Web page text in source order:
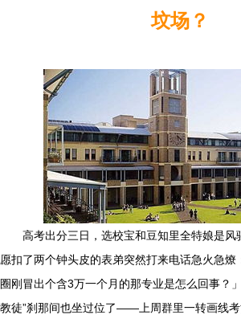
坟场？
高考出分三日，选校宝和豆知里全特娘是
愿扣了两个钟头皮的表弟突然打来电话急火急燎
圈刚冒出个含3万一个月的那专业是怎么回事？
教徒”刹那间也坐过位了——上周群里一转画线考